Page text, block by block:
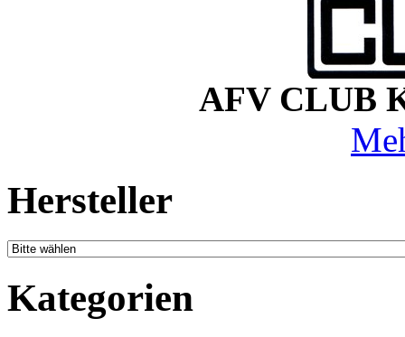
AFV CLUB
Hersteller
Kategorien